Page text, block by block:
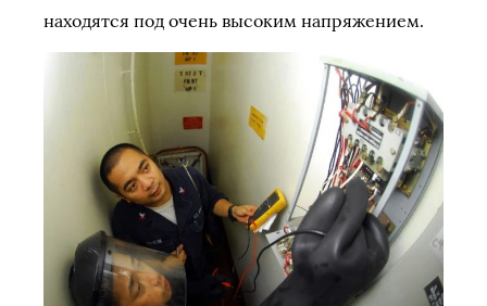
находятся под очень высоким напряжением.